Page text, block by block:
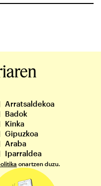
Arratsaldekoa
Badok
Kinka
Gipuzkoa
Araba
Iparraldea
onartzen duzu.